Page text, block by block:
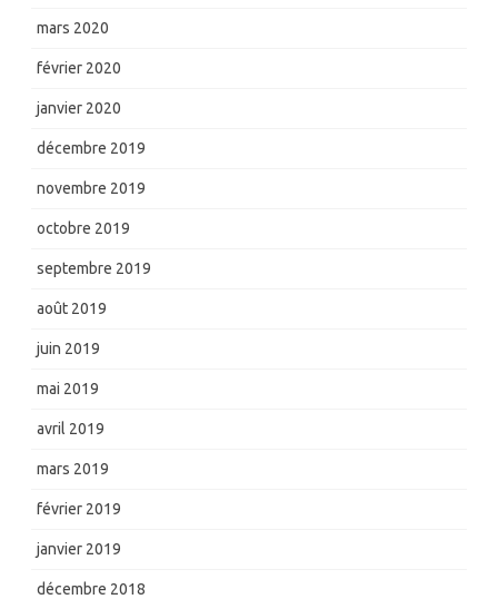
mars 2020
février 2020
janvier 2020
décembre 2019
novembre 2019
octobre 2019
septembre 2019
août 2019
juin 2019
mai 2019
avril 2019
mars 2019
février 2019
janvier 2019
décembre 2018